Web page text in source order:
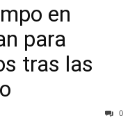
en
para
tras las
0